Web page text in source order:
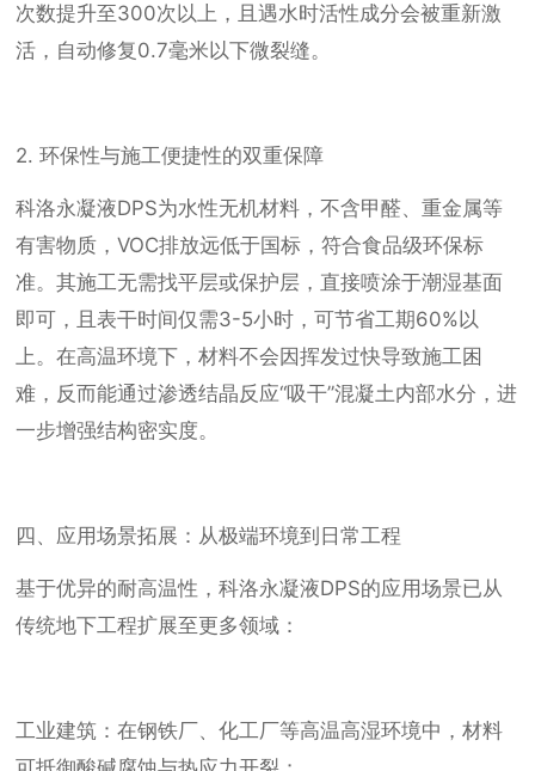
次数提升至300次以上，且遇水时活性成分会被重新激
活，自动修复0.7毫米以下微裂缝。
2. 环保性与施工便捷性的双重保障
科洛永凝液DPS为水性无机材料，不含甲醛、重金属等
有害物质，VOC排放远低于国标，符合食品级环保标
准。其施工无需找平层或保护层，直接喷涂于潮湿基面
即可，且表干时间仅需3-5小时，可节省工期60%以
上。在高温环境下，材料不会因挥发过快导致施工困
难，反而能通过渗透结晶反应“吸干”混凝土内部水分，进
一步增强结构密实度。
四、应用场景拓展：从极端环境到日常工程
基于优异的耐高温性，科洛永凝液DPS的应用场景已从
传统地下工程扩展至更多领域：
工业建筑：在钢铁厂、化工厂等高温高湿环境中，材料